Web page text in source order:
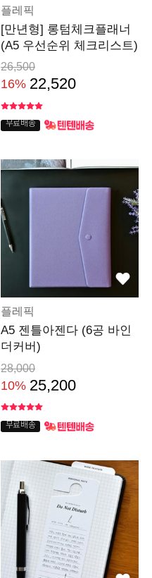
플레픽
[만년형] 롱텀체크플래너
(A5 우선순위 체크리스트)
26,500
16% 22,520
무료배송
플레픽
A5 젠틀아젠다 (6공 바인
더커버)
28,000
10% 25,200
무료배송